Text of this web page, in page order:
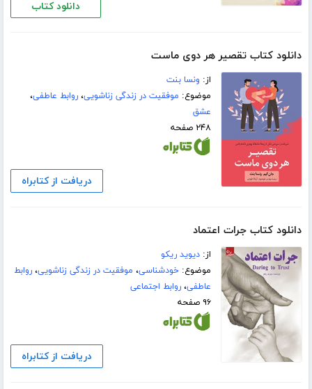
دانلود کتاب
دانلود کتاب تقصیر هر دوی ماست
از: ونسا بنت
موضوع: موفقیت در زندگی زناشویی،روابط عاطفی،
عشق
۲۴۸ صفحه
دریافت از کتابراه
دانلود کتاب جرات اعتماد
از:دیوید ریکو
موضوع:خودشناسی، موفقیت در زندگی زناشویی،روابط
عاطفی،روابط اجتماعی
۹۶ صفحه
دریافت از کتابراه